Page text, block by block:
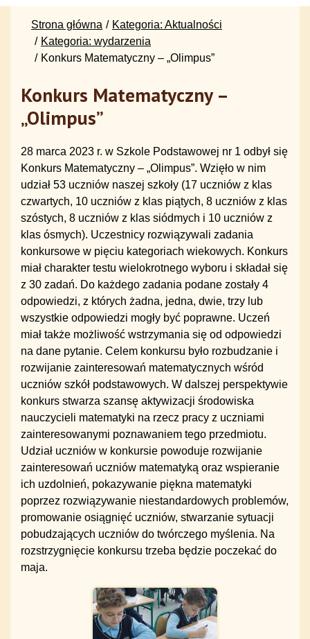
Strona główna
Kategoria: Aktualności
Kategoria: wydarzenia
Konkurs Matematyczny – „Olimpus”
Konkurs Matematyczny –
„Olimpus”
28 marca 2023 r. w Szkole Podstawowej nr 1 odbył się
Konkurs Matematyczny – „Olimpus”. Wzięło w nim
udział 53 uczniów naszej szkoły (17 uczniów z klas
czwartych, 10 uczniów z klas piątych, 8 uczniów z klas
szóstych, 8 uczniów z klas siódmych i 10 uczniów z
klas ósmych). Uczestnicy rozwiązywali zadania
konkursowe w pięciu kategoriach wiekowych. Konkurs
miał charakter testu wielokrotnego wyboru i składał się
z 30 zadań. Do każdego zadania podane zostały 4
odpowiedzi, z których żadna, jedna, dwie, trzy lub
wszystkie odpowiedzi mogły być poprawne. Uczeń
miał także możliwość wstrzymania się od odpowiedzi
na dane pytanie. Celem konkursu było rozbudzanie i
rozwijanie zainteresowań matematycznych wśród
uczniów szkół podstawowych. W dalszej perspektywie
konkurs stwarza szansę aktywizacji środowiska
nauczycieli matematyki na rzecz pracy z uczniami
zainteresowanymi poznawaniem tego przedmiotu.
Udział uczniów w konkursie powoduje rozwijanie
zainteresowań uczniów matematyką oraz wspieranie
ich uzdolnień, pokazywanie piękna matematyki
poprzez rozwiązywanie niestandardowych problemów,
promowanie osiągnięć uczniów, stwarzanie sytuacji
pobudzających uczniów do twórczego myślenia. Na
rozstrzygnięcie konkursu trzeba będzie poczekać do
maja.